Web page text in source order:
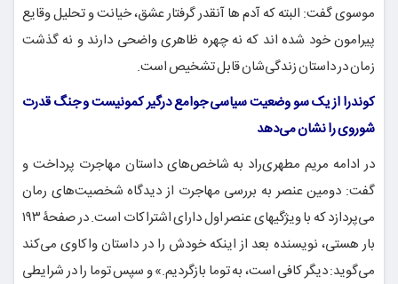
موسوی گفت: البته که آدم ها آنقدر گرفتار عشق، خیانت و تحلیل وقایع
پیرامون خود شده اند که نه چهره ظاهری واضحی دارند و نه گذشت
زمان در داستان زندگی‌شان قابل تشخیص است.
کوندرا از یک سو وضعیت سیاسی جوامع درگیر کمونیست و جنگ قدرت
شوروی را نشان می‌دهد
در ادامه مریم مطهری‌راد به شاخص‌های داستان مهاجرت پرداخت و
گفت: دومین عنصر به بررسی مهاجرت از دیدگاه شخصیت‌های رمان
می‌پردازد که با ویژگیهای عنصر اول دارای اشتراکات است. در صفحۀ ۱۹۳
بار هستی، نویسنده بعد از اینکه خودش را در داستان واکاوی می‌کند
می‌گوید: دیگر کافی است، به توما بازگردیم.» و سپس توما را در شرایطی